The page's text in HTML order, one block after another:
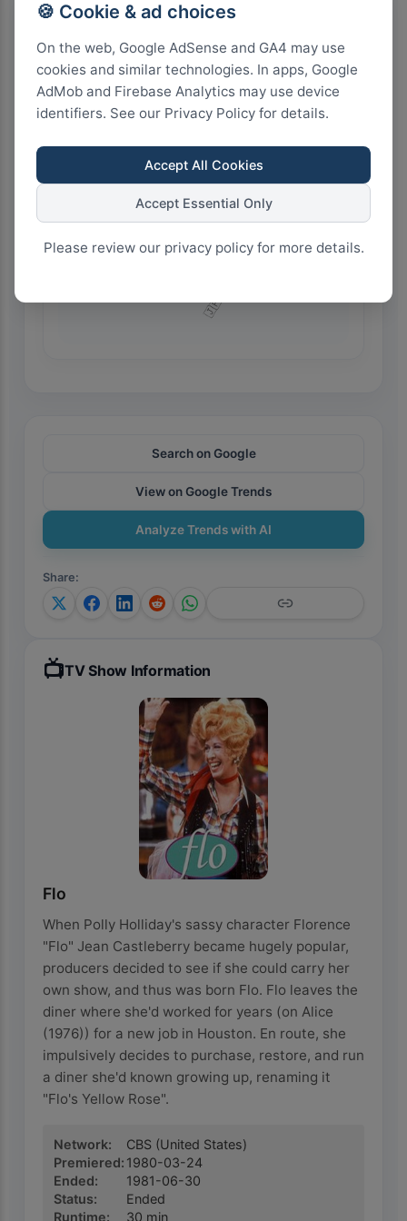
🍪 Cookie & ad choices
On the web, Google AdSense and GA4 may use
cookies and similar technologies. In apps, Google
AdMob and Firebase Analytics may use device
identifiers. See our Privacy Policy for details.
Accept All Cookies
Accept Essential Only
Please review our privacy policy for more details.
🇯🇵 Japan
5.0k+
7.5k+
Search on Google
View on Google Trends
Analyze Trends with AI
Share:
📺TV Show Information
Flo
When Polly Holliday's sassy character Florence
"Flo" Jean Castleberry became hugely popular,
producers decided to see if she could carry her
own show, and thus was born Flo. Flo leaves the
diner where she'd worked for years (on Alice
(1976)) for a new job in Houston. En route, she
impulsively decides to purchase, restore, and run
a diner she'd known growing up, renaming it
"Flo's Yellow Rose".
Network: CBS (United States)
Premiered: 1980-03-24
Ended:
1981-06-30
Status:
Ended
Runtime: 30 min